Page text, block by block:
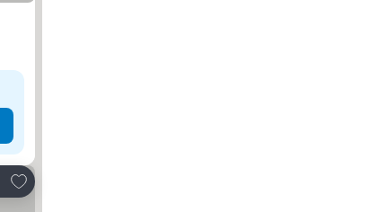
Ajouter à mes favoris